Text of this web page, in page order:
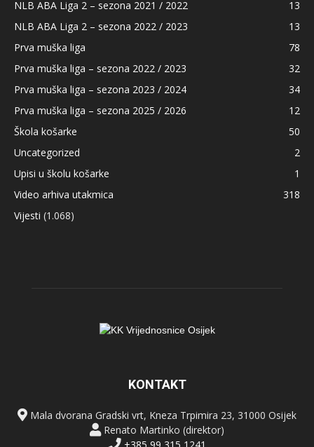
NLB ABA Liga 2 – sezona 2021 / 2022
13
NLB ABA Liga 2 – sezona 2022 / 2023
13
Prva muška liga
78
Prva muška liga – sezona 2022 / 2023
32
Prva muška liga – sezona 2023 / 2024
34
Prva muška liga – sezona 2025 / 2026
12
Škola košarke
50
Uncategorized
2
Upisi u školu košarke
1
Video arhiva utakmica
318
Vijesti (1.068)
KONTAKT
Mala dvorana Gradski vrt, Kneza Trpimira 23, 31000 Osijek
Renato Martinko (direktor)